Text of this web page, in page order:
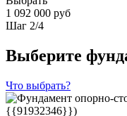
1 092 000 руб
Шаг 2/4
Выберите
Что выбрать?